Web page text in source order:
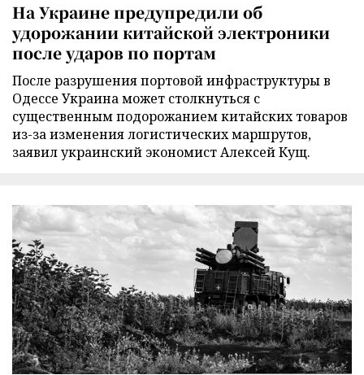
На Украине предупредили об
удорожании китайской электроники
после ударов по портам
После разрушения портовой инфраструктуры в
Одессе Украина может столкнуться с
существенным подорожанием китайских товаров
из-за изменения логистических маршрутов,
заявил украинский экономист Алексей Кущ.